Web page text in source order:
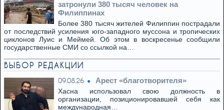
затронули 380 тысяч человек на
Филиппинах
Более 380 тысяч жителей Филиппин пострадали
от последствий усиления юго-западного муссона и тропических
циклонов Луис и Меймей. Об этом в воскресенье сообщили
государственные СМИ со ссылкой на…
ВЫБОР РЕДАКЦИИ
09.08.26 Арест «благотворителя»
Хасна использовал свою должность в
организации, позиционировавшей себя как
международная…